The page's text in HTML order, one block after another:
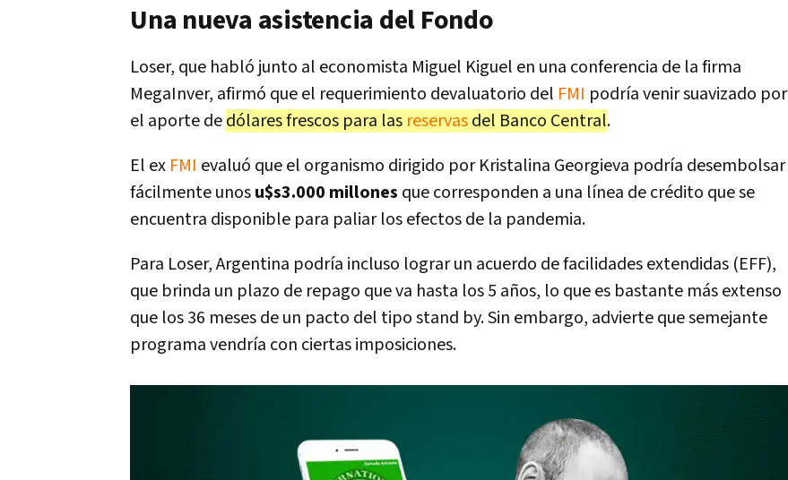
Una nueva asistencia del Fondo
Loser, que habló junto al economista Miguel Kiguel en una conferencia de la firma
MegaInver, afirmó que el requerimiento devaluatorio del FMI podría venir suavizado por
el aporte dedólares frescos para las reservasdel Banco Central.
El ex FMI evaluó que el organismo dirigido por Kristalina Georgieva podría desembolsar
fácilmente unosu$s3.000 millones que corresponden a una línea de crédito que se
encuentra disponible para paliar los efectos de la pandemia.
Para Loser, Argentina podría incluso lograr un acuerdo de facilidades extendidas (EFF),
que brinda un plazo de repago que va hasta los 5 años, lo que es bastante más extenso
que los 36 meses de un pacto del tipo stand by. Sin embargo, advierte que semejante
programa vendría con ciertas imposiciones.